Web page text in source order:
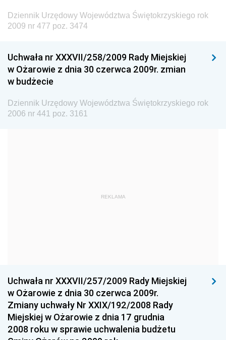
Dziennik Urzędowy Ministra Budownictwa
Dziennik Urzędowy Ministra Nauki i Szkolnictwa
Dziennik Urzędowy Głównego Urzędu Miar
Dziennik Urzędowy Ministra Rolnictwa i Rozwoju Wsi
Sportu
Dziennik Urzędowy Ministra Edukacji i Nauki
Dziennik Urzędowy Ministra Gospodarki
Dziennik Urzędowy Urzędu Ochrony Konkurencji i
Konsumentów
Dziennik Urzędowy Ministra Pracy i Polityki
Społecznej
Dziennik Urzędowy Województwa Świętokrzyskiego rok
2009 nr 477 poz. 3474
Uchwała nr XXXVII/258/2009 Rady Miejskiej
w Ożarowie z dnia 30 czerwca 2009r. zmian
w budżecie
Dziennik Urzędowy Województwa Świętokrzyskiego rok
2006 nr 441 poz. 3161
REKLAMA
Uchwała nr XXXVII/257/2009 Rady Miejskiej
w Ożarowie z dnia 30 czerwca 2009r.
Zmiany uchwały Nr XXIX/192/2008 Rady
Miejskiej w Ożarowie z dnia 17 grudnia
2008 roku w sprawie uchwalenia budżetu